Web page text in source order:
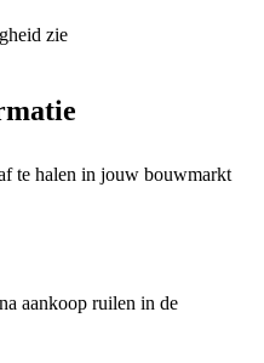
zie
te halen in jouw bouwmarkt
aankoop ruilen in de